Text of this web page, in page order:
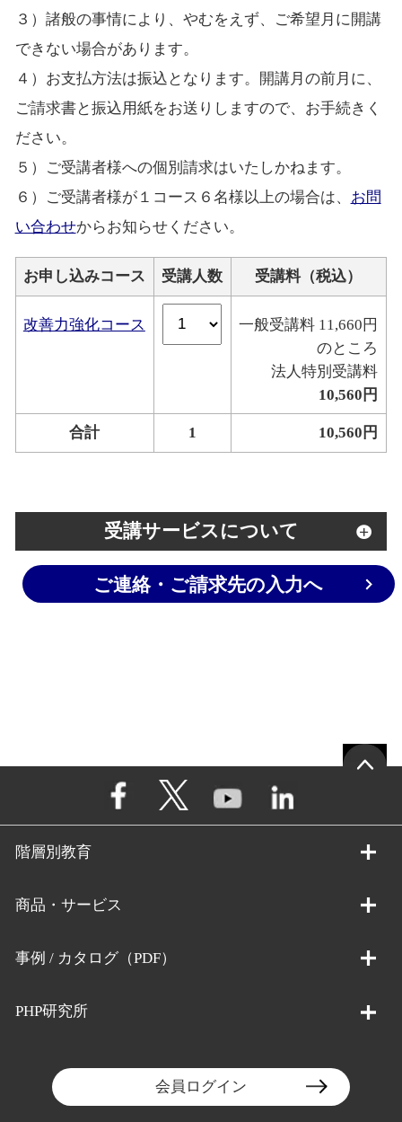
３）諸般の事情により、やむをえず、ご希望月に開講
できない場合があります。
４）お支払方法は振込となります。開講月の前月に、
ご請求書と振込用紙をお送りしますので、お手続きく
ださい。
５）ご受講者様への個別請求はいたしかねます。
６）ご受講者様が１コース６名様以上の場合は、 お問
い合わせからお知らせください。
お申し込みコース 受講人数 受講料（税込）
改善力強化コース
一般受講料 11,660円
のところ
法人特別受講料
10,560円
合計 1 10,560円
受講サービスについて
ご連絡・ご請求先の入力へ
階層別教育
商品・サービス
事例 / カタログ（PDF）
PHP研究所
会員ログイン